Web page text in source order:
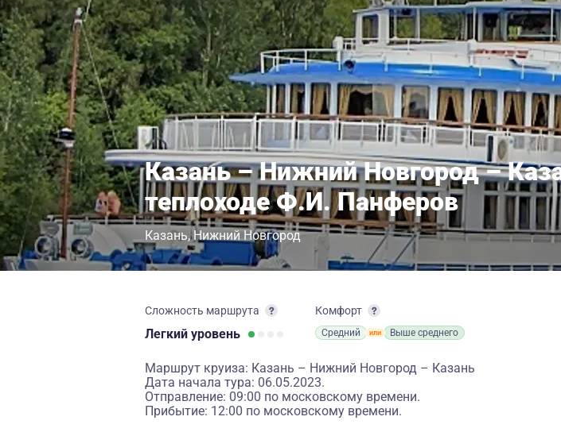
Казань – Нижний Новгород –
теплоходе Ф.И. Панферов
Казань Нижний Новгород
Сложность маршрута
Легкий уровень
Комфорт
Средний Выше среднего
Маршрут круиза: Казань – Нижний Новгород – Казань
Дата начала тура: 06.05.2023.
Отправление: 09:00 по московскому времени.
Прибытие: 12:00 по московскому времени.